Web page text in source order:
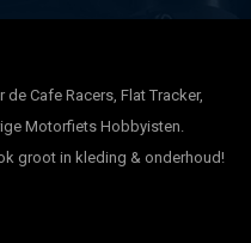
de Cafe Racers, Flat Tracker,
Motorfiets Hobbyisten.
groot in kleding & onderhoud!